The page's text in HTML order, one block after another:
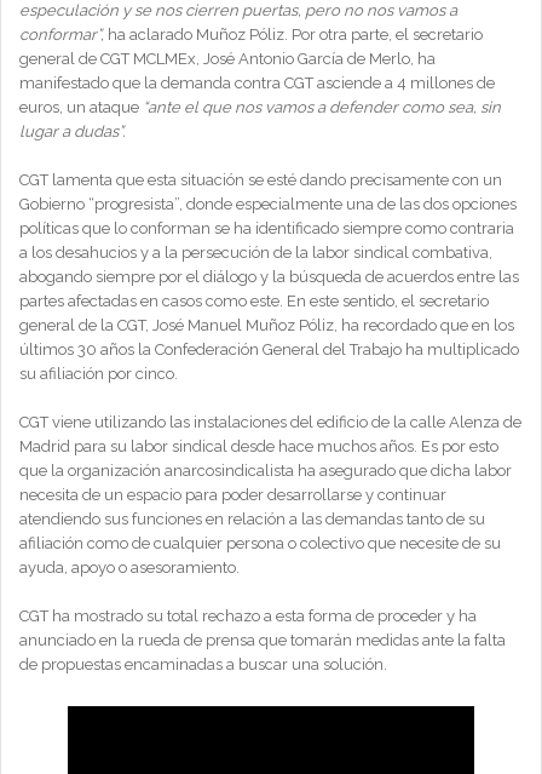
especulación y se nos cierren puertas, pero no nos vamos a
conformar”, ha aclarado Muñoz Póliz. Por otra parte, el secretario
general de CGT MCLMEx, José Antonio García de Merlo, ha
manifestado que la demanda contra CGT asciende a 4 millones de
euros, un ataque “ante el que nos vamos a defender como sea, sin
lugar a dudas”.
CGT lamenta que esta situación se esté dando precisamente con un
Gobierno “progresista”, donde especialmente una de las dos opciones
políticas que lo conforman se ha identificado siempre como contraria
a los desahucios y a la persecución de la labor sindical combativa,
abogando siempre por el diálogo y la búsqueda de acuerdos entre las
partes afectadas en casos como este. En este sentido, el secretario
general de la CGT, José Manuel Muñoz Póliz, ha recordado que en los
últimos 30 años la Confederación General del Trabajo ha multiplicado
su afiliación por cinco.
CGT viene utilizando las instalaciones del edificio de la calle Alenza de
Madrid para su labor sindical desde hace muchos años. Es por esto
que la organización anarcosindicalista ha asegurado que dicha labor
necesita de un espacio para poder desarrollarse y continuar
atendiendo sus funciones en relación a las demandas tanto de su
afiliación como de cualquier persona o colectivo que necesite de su
ayuda, apoyo o asesoramiento.
CGT ha mostrado su total rechazo a esta forma de proceder y ha
anunciado en la rueda de prensa que tomarán medidas ante la falta
de propuestas encaminadas a buscar una solución.